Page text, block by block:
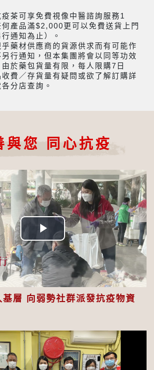
茶可享免費視像中醫諮詢服務1
產品滿$2,000更可以免費送貨上門
行通知為止）。
藥材供應商的貨源供求而有可能作
行通知，但本集團將會以同等功效
於藥包貨量有限，每人限購7日
費／存貨量有疑問或欲了解訂購詳
分店查詢。
與您 同心抗疫
Play
Video
層 向弱勢社群派發抗疫物資